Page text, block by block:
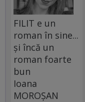
FILIT e un
roman în sine...
și încă un
roman foarte
bun
Ioana
MOROȘAN